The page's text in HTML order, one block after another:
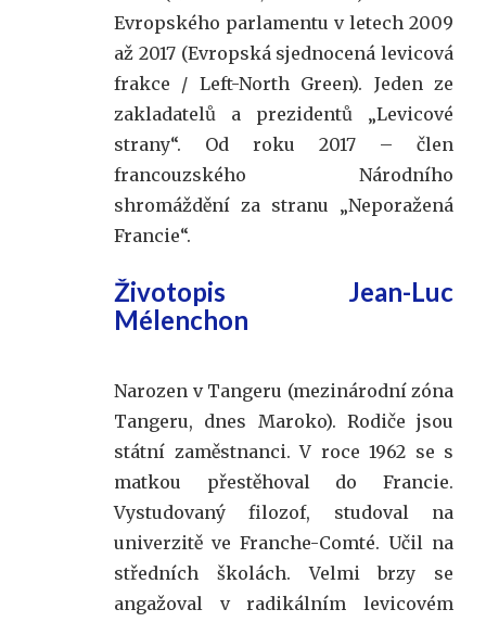
Evropského parlamentu v letech 2009
až 2017 (Evropská sjednocená levicová
frakce / Left-North Green). Jeden ze
zakladatelů a prezidentů „Levicové
strany“. Od roku 2017 – člen
francouzského Národního
shromáždění za stranu „Neporažená
Francie“.
Životopis Jean-Luc
Mélenchon
Narozen v Tangeru (mezinárodní zóna
Tangeru, dnes Maroko). Rodiče jsou
státní zaměstnanci. V roce 1962 se s
matkou přestěhoval do Francie.
Vystudovaný filozof, studoval na
univerzitě ve Franche-Comté. Učil na
středních školách. Velmi brzy se
angažoval v radikálním levicovém